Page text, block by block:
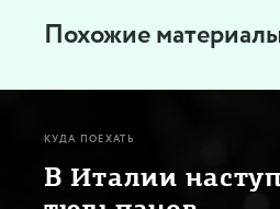
Похожие
КУДА ПОЕХАТЬ
В Италии